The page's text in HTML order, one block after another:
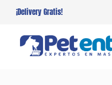
¡Delivery Gratis!